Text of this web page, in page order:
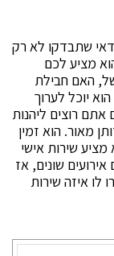
שתבדקו לא רק
מציע לכם
האם חבילת
יוכל לערוך
רוצים ליהנות
מאור. הוא זמין
רגע במספר: 054-6554800 והוא מציע שירות אישי
של צילום אירועים שונים, אז
לו איזה שירות